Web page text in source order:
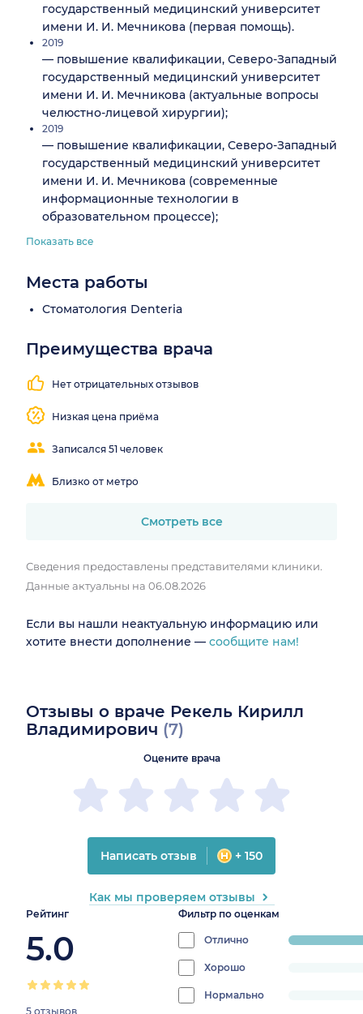
государственный медицинский университет
имени И. И. Мечникова (первая помощь).
2019
— повышение квалификации, Северо-Западный
государственный медицинский университет
имени И. И. Мечникова (актуальные вопросы
челюстно-лицевой хирургии);
2019
— повышение квалификации, Северо-Западный
государственный медицинский университет
имени И. И. Мечникова (современные
информационные технологии в
образовательном процессе);
Показать все
Места работы
Стоматология Denteria
Преимущества врача
Нет отрицательных отзывов
Низкая цена приёма
Записался 51 человек
Близко от метро
Смотреть все
Сведения предоставлены представителями клиники.
Данные актуальны на 06.08.2026
Если вы нашли неактуальную информацию или
хотите внести дополнение — сообщите нам!
Отзывы о враче Рекель Кирилл
Владимирович (7)
Рейтинг
5.0
5 отзывов
Фильтр по оценкам
Отлично
progress:
Хорошо
0%
Нормально
Оцените врача
Написать отзыв + 150
Как мы проверяем отзывы